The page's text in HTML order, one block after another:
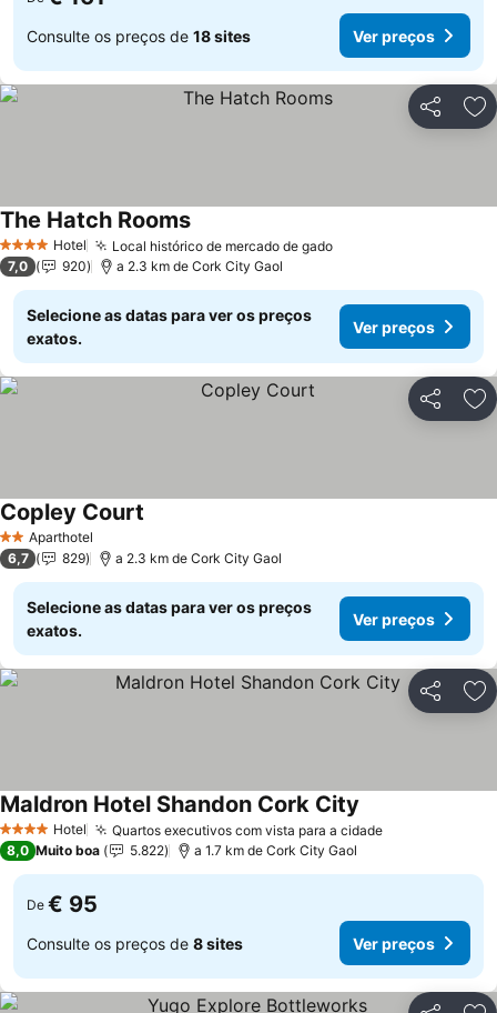
Consulte os preços de 18 sites Ver preços
Partilhar
4 EstrelasHotel Local histórico de mercado de gado
The Hatch Rooms
7,0 920 a 2.3 km de Cork City Gaol
Selecione as datas para ver os preços
exatos.
Ver preços
Partilhar
2 EstrelasAparthotel
Copley Court
6,7 829 a 2.3 km de Cork City Gaol
Selecione as datas para ver os preços
exatos.
Ver preços
Partilhar
4 EstrelasHotel Quartos executivos com vista para a cidade
Maldron Hotel Shandon Cork City
8,0 Muito boa 5.822 a 1.7 km de Cork City Gaol
De € 95
Consulte os preços de 8 sites Ver preços